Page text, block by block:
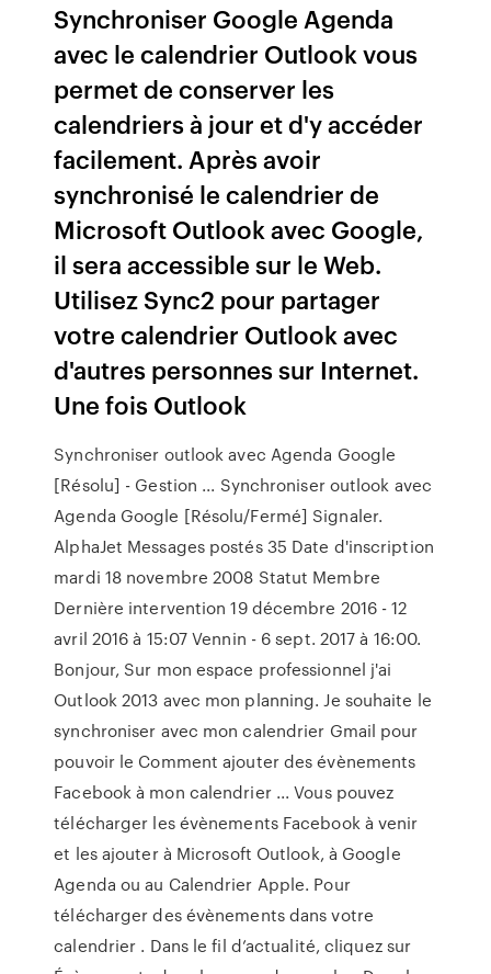
Synchroniser Google Agenda
avec le calendrier Outlook vous
permet de conserver les
calendriers à jour et d'y accéder
facilement. Après avoir
synchronisé le calendrier de
Microsoft Outlook avec Google,
il sera accessible sur le Web.
Utilisez Sync2 pour partager
votre calendrier Outlook avec
d'autres personnes sur Internet.
Une fois Outlook
Synchroniser outlook avec Agenda Google
[Résolu] - Gestion ... Synchroniser outlook avec
Agenda Google [Résolu/Fermé] Signaler.
AlphaJet Messages postés 35 Date d'inscription
mardi 18 novembre 2008 Statut Membre
Dernière intervention 19 décembre 2016 - 12
avril 2016 à 15:07 Vennin - 6 sept. 2017 à 16:00.
Bonjour, Sur mon espace professionnel j'ai
Outlook 2013 avec mon planning. Je souhaite le
synchroniser avec mon calendrier Gmail pour
pouvoir le Comment ajouter des évènements
Facebook à mon calendrier ... Vous pouvez
télécharger les évènements Facebook à venir
et les ajouter à Microsoft Outlook, à Google
Agenda ou au Calendrier Apple. Pour
télécharger des évènements dans votre
calendrier . Dans le fil d’actualité, cliquez sur